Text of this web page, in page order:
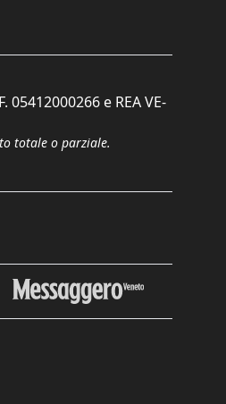
e REA VE-
totale o parziale.